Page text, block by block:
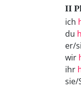
II
ich
du
er/
wir
ihr
sie/